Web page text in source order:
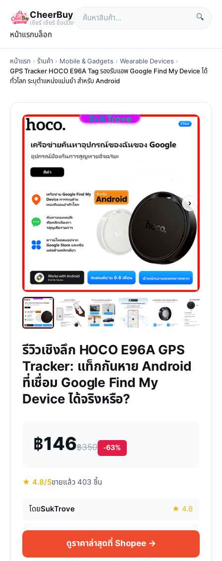
CheerBuy
เซียร์ เซียร์ ช้อปปิ้ง
🔍
หน้าแรกบล็อก
หน้าแรก › ร้านค้า › Mobile & Gadgets › Wearable Devices ›
GPS Tracker HOCO E96A Tag รองรับแอพ Google Find My Device ได้
ทั่วโลก ระบุตำแหน่งแม่นยำ สําหรับ Android
›
รีวิวเชิงลึก HOCO E96A GPS
Tracker: แท็กกันหาย Android
ที่เชื่อม Google Find My
Device ได้จริงหรือ?
฿146฿350 -63%
★ 4.8/5ขายแล้ว 403 ชิ้น
โดยSukTrove ★ 4.8
ดูราคาล่าสุดที่ Shopee →